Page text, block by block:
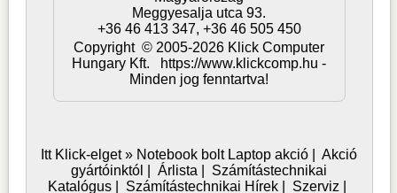
Meggyesalja utca 93.
+36 46 413 347, +36 46 505 450
Copyright © 2005-2026 Klick Computer
Hungary Kft. https://www.klickcomp.hu -
Minden jog fenntartva!
Itt Klick-elget » Notebook bolt Laptop akció |Akció
gyártóinktól
|Árlista
Számítástechnikai
Katalógus
Számítástechnikai Hírek Szerviz